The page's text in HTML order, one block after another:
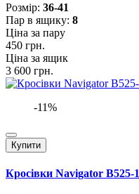
Розмiр: 36-41
Пар в ящику: 8
Ціна за пару
450 грн.
Ціна за ящик
3 600 грн.
-11%
Купити
Кросівки Navigator B525-1